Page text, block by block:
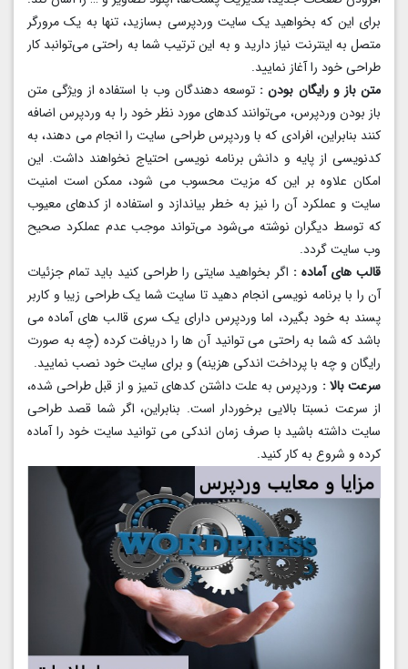
برای این که بخواهید یک سایت وردپرسی بسازید، تنها به یک مرورگر
متصل به اینترنت نیاز دارید و به این ترتیب شما به راحتی می‌توانبد کار
طراحی خود را آغاز نمایید.
متن باز و رایگان بودن : توسعه دهندگان وب با استفاده از ویژگی متن
باز بودن وردپرس، می‌توانند کدهای مورد نظر خود را به وردپرس اضافه
کنند بنابراین، افرادی که با وردپرس طراحی سایت را انجام می دهند، به
کدنویسی از پایه و دانش برنامه نویسی احتیاج نخواهند داشت. این
امکان علاوه بر این که مزیت محسوب می شود، ممکن است امنیت
سایت و عملکرد آن را نیز به خطر بیاندازد و استفاده از کدهای معیوب
که توسط دیگران نوشته می‌‌شود می‌تواند موجب عدم عملکرد صحیح
وب سایت گردد.
قالب های آماده : اگر بخواهید سایتی را طراحی کنید باید تمام جزئیات
آن را با برنامه نویسی انجام دهید تا سایت شما یک طراحی زیبا و کاربر
پسند به خود بگیرد، اما وردپرس دارای یک سری قالب های آماده می
باشد که شما به راحتی می توانید آن ها را دریافت کرده (چه به صورت
رایگان و چه با پرداخت اندکی هزینه) و برای سایت خود نصب نمایید.
سرعت بالا :وردپرس به علت داشتن کدهای تمیز و از قبل طراحی شده،
از سرعت نسبتا بالایی برخوردار است. بنابراین، اگر شما قصد طراحی
سایت داشته باشید با صرف زمان اندکی می توانید سایت خود را آماده
کرده و شروع به کار کنید.